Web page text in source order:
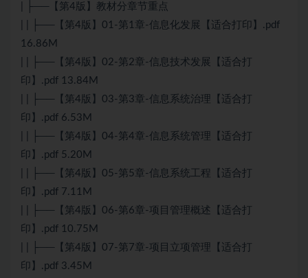
| ├──【第4版】教材分章节重点
| | ├──【第4版】01-第1章-信息化发展【适合打印】.pdf
16.86M
| | ├──【第4版】02-第2章-信息技术发展【适合打
印】.pdf 13.84M
| | ├──【第4版】03-第3章-信息系统治理【适合打
印】.pdf 6.53M
| | ├──【第4版】04-第4章-信息系统管理【适合打
印】.pdf 5.20M
| | ├──【第4版】05-第5章-信息系统工程【适合打
印】.pdf 7.11M
| | ├──【第4版】06-第6章-项目管理概述【适合打
印】.pdf 10.75M
| | ├──【第4版】07-第7章-项目立项管理【适合打
印】.pdf 3.45M